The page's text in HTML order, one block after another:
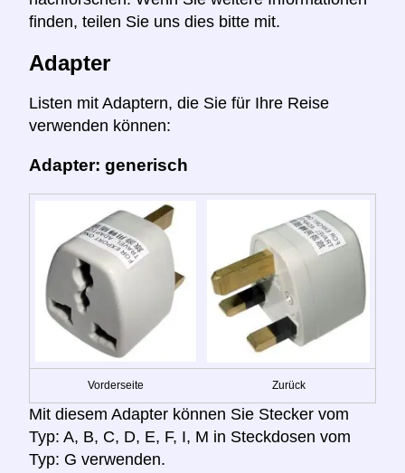
finden, teilen Sie uns dies bitte mit.
Adapter
Listen mit Adaptern, die Sie für Ihre Reise
verwenden können:
Adapter: generisch
Vorderseite Zurück
Mit diesem Adapter können Sie Stecker vom
Typ: A, B, C, D, E, F, I, M in Steckdosen vom
Typ: G verwenden.